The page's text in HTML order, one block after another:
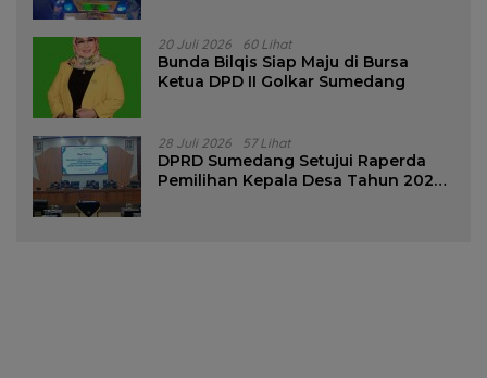
20 Juli 2026 60 Lihat
Bunda Bilqis Siap Maju di Bursa
Ketua DPD II Golkar Sumedang
28 Juli 2026 57 Lihat
DPRD Sumedang Setujui Raperda
Pemilihan Kepala Desa Tahun 2026